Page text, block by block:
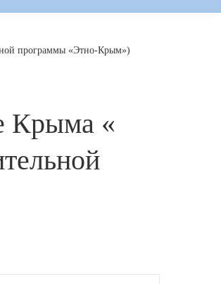
программы «Этно-Крым»)
Крыма «